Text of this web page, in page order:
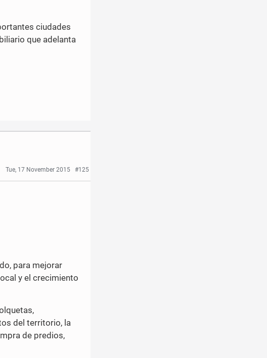
ciudades
que adelanta
Tue, 17 November 2015 #125
para mejorar
y el crecimiento
del territorio, la
de predios,